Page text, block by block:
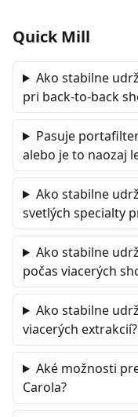
Quick Mill
Ako stabilne
pri back-to-back
Pasuje
alebo je to naozaj
Ako stabilne
svetlých specialty
Ako stabilne
počas viacerých
Ako stabilne
viacerých extrakcií?
Aké možnosti
Carola?